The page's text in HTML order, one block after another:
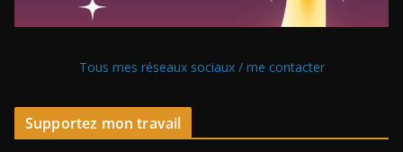
Tous mes réseaux sociaux / me contacter
Supportez mon travail